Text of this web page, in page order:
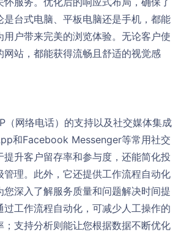
是台式电脑、平板电脑还是手机，都能
用户带来完美的浏览体验。无论客户使
网站，都能获得流畅且舒适的视觉感
（网络电话）的支持以及社交媒体集成
和Facebook Messenger等常用社交
提升客户留存率和参与度，还能简化投
管理。此外，它还提供工作流程自动化
您深入了解服务质量和问题解决时间提
过工作流程自动化，可减少人工操作的
；支持分析则能让您根据数据不断优化